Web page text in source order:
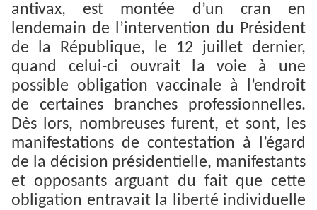
antivax, est montée d’un cran en
lendemain de l’intervention du Président
de la République, le 12 juillet dernier,
quand celui-ci ouvrait la voie à une
possible obligation vaccinale à l’endroit
de certaines branches professionnelles.
Dès lors, nombreuses furent, et sont, les
manifestations de contestation à l’égard
de la décision présidentielle, manifestants
et opposants arguant du fait que cette
obligation entravait la liberté individuelle